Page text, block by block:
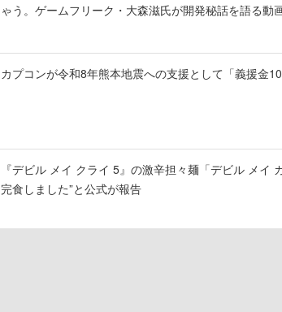
ゃう。ゲームフリーク・大森滋氏が開発秘話を語る動
カプコンが令和8年熊本地震への支援として「義援金
『デビル メイ クライ 5』の激辛担々麺「デビル メイ
完食しました”と公式が報告